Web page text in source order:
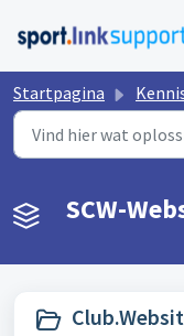
Startpagina
SCW-